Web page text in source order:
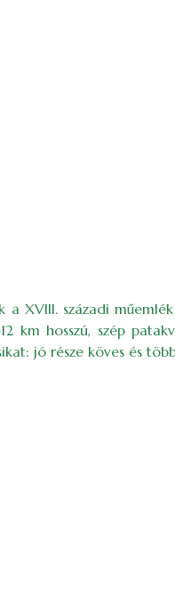
XVIII. századi
km hosszú, szép
jó része köves és